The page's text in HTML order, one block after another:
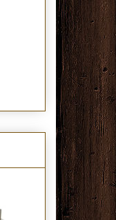
314,37
840,00 DKK
840,00 DKK
Se